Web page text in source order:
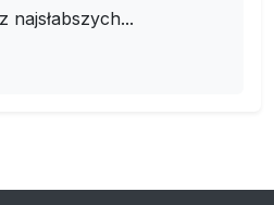
najsłabszych...